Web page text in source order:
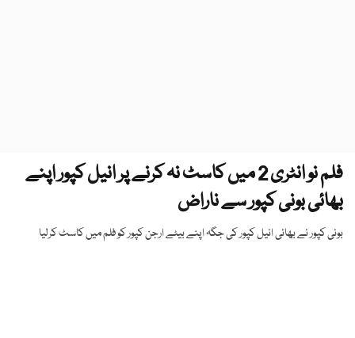
فلم نو انٹری 2 میں کاسٹ نہ کرنے پر انیل کپور اپنے
بھائی بونی کپور سے ناراض
بونی کپور نے بھائی انیل کپور کی جگہ اپنے بیٹے ارجن کپور کو فلم میں کاسٹ کرلیا